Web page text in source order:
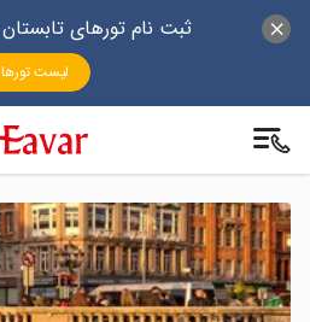
ثبت نام تورهای تابستان ۱۴۰۵ ایوار آغاز شد
لیست تورها